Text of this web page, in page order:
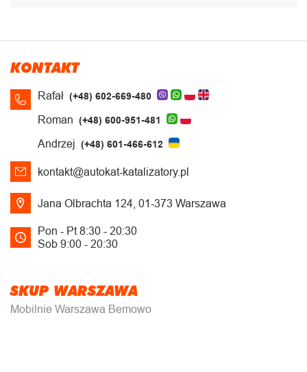
KONTAKT
Rafał (+48) 602-669-480
Roman (+48) 600-951-481
Andrzej (+48) 601-466-612
kontakt@autokat-katalizatory.pl
Jana Olbrachta 124, 01-373 Warszawa
Pon - Pt 8:30 - 20:30
Sob 9:00 - 20:30
SKUP WARSZAWA
Mobilnie Warszawa Bemowo